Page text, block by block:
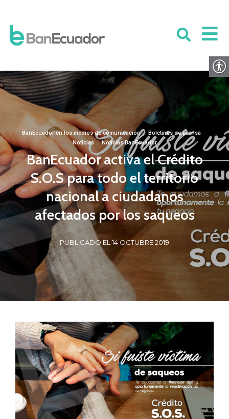
BanEcuador en los medios de comunicación· Boletines de prensa ·
Noticias·Noticias BanEcuador
BanEcuador activa el Crédito
S.O.S para todo el territorio
nacional a ciudadanos
afectados por los saqueos
PUBLICADO EL 14 OCTUBRE 2019